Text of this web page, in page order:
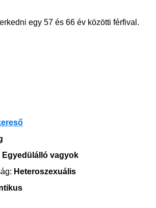
egy 57 és 66 év közötti férfival.
Egyedülálló vagyok
Heteroszexuális